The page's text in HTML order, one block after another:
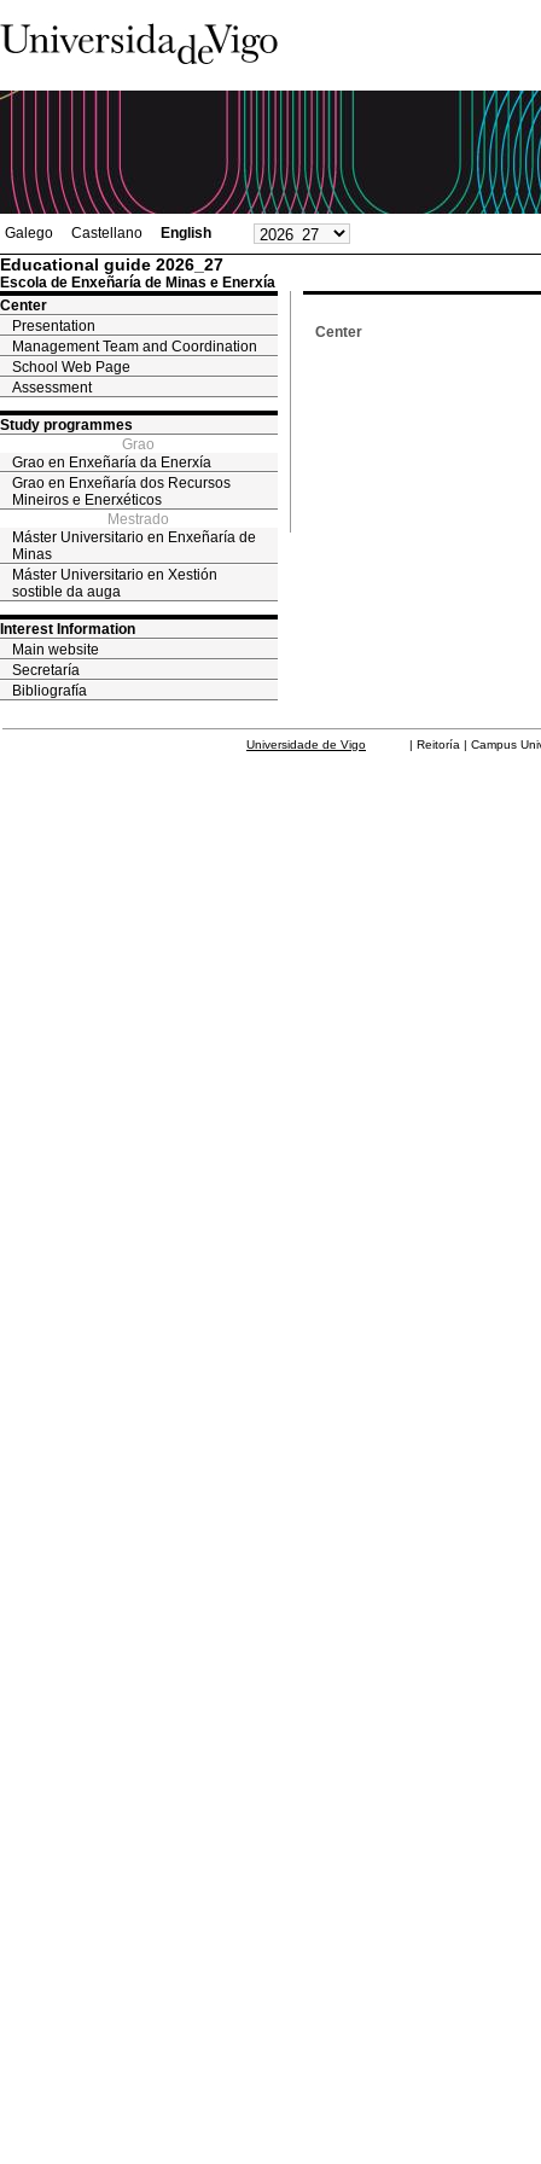
Galego Castellano English
Educational guide 2026_27
Escola de Enxeñaría de Minas e Enerxía
Center
Presentation
Management Team and Coordination
School Web Page
Assessment
Study programmes
Grao
Grao en Enxeñaría da Enerxía
Grao en Enxeñaría dos Recursos
Mineiros e Enerxéticos
Mestrado
Máster Universitario en Enxeñaría de
Minas
Máster Universitario en Xestión
sostible da auga
Interest Information
Main website
Secretaría
Bibliografía
Center
Universidade de Vigo | Reitoría | Campus